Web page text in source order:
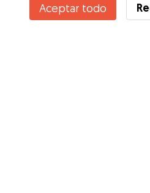
¿Conoces los Beneficios
Aceptar todo